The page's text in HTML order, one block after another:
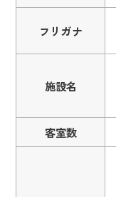
フリガナ
施設名
客室数